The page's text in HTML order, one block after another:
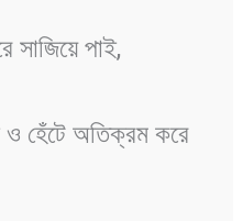
সাজিয়ে পাই,
ও হেঁটে অতিক্রম করে